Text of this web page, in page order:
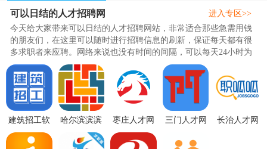
可以日结的人才招聘网
今天给大家带来可以日结的人才招聘网站，非常适合那些急需用钱
的朋友们，在这里可以随时进行招聘信息的刷新，保证每天都有很
多求职者来应聘。网络来说也没有时间的间隔，可以每天24小时为
你服务;人才简历储备优势（人才库求职者简历储备量大，素质和工
作经验相对较高）时效性长（可长时间发布不同职位，满足不同岗
位的人才需求）;随时随地发布信息查询信息，不受地域限制（最大
限度吸引各地人才竞聘）不像现场要去守着，不影响..
进入专区>>
建筑招工软
件v8.1.1 最
新版
哈尔滨滨滨
帮帮客户端
1.2.0 最新版
枣庄人才网
17.3 官方版
三门人才网
新版
长治人才网